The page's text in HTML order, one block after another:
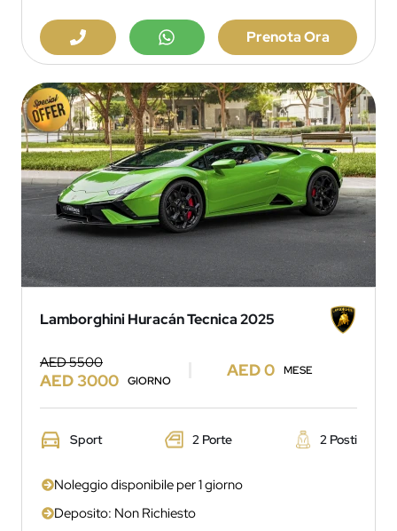
Prenota Ora
Lamborghini Huracán Tecnica 2025
AED 5500
AED 3000 GIORNO
AED 0 MESE
Sport 2 Porte 2 Posti
Noleggio disponibile per 1 giorno
Deposito: Non Richiesto